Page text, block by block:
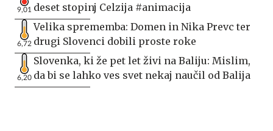
9,01 deset stopinj Celzija #animacija
6,72
Velika sprememba: Domen in Nika Prevc ter
drugi Slovenci dobili proste roke
6,20
Slovenka, ki že pet let živi na Baliju: Mislim,
da bi se lahko ves svet nekaj naučil od Balija